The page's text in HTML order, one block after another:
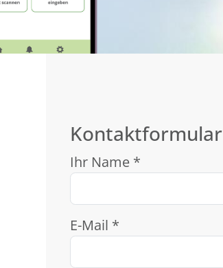
Kontaktformular
Ihr Name *
E-Mail *